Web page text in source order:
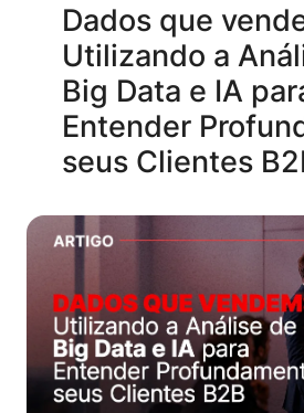
Dados que
Utilizando a
Big Data e IA
Entender
seus Clientes